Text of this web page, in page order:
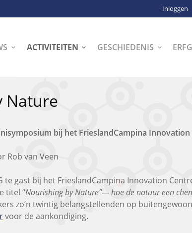
Inloggen
ACTIVITEITEN GESCHIEDENIS
Nature
bij het FrieslandCampina Innovation
Rob van Veen
te gast bij het FrieslandCampina Innovation
titel “Nourishing by Nature”— hoe de natuur een
zo’n twintig belangstellenden op
voor de aankondiging.